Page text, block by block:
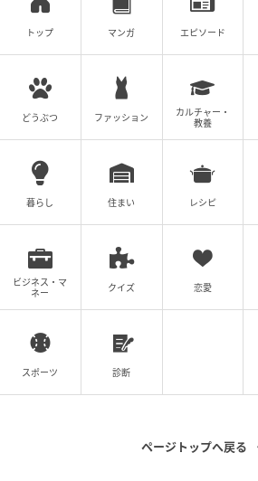
トップ マンガ エピソード
どうぶつ ファッション
カルチャー・
教養
暮らし 住まい レシピ
ビジネス・マ
ネー
クイズ 恋愛
スポーツ 診断
ページトップへ戻る